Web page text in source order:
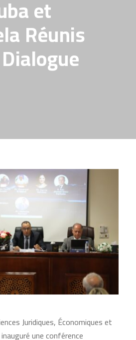
et
Réunis
Juridiques, Économiques et
une conférence